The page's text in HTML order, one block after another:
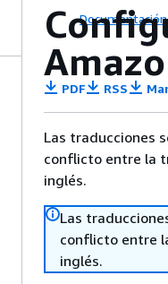
Documentación
PDF RSS
Las traducciones
conflicto entre la
inglés.
Las
conflicto entre
inglés.